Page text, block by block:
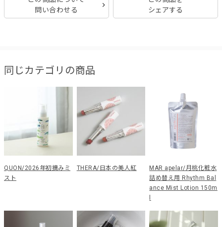
問い合わせる
シェアする
同じカテゴリの商品
QUON/2026年初摘みミ
スト
THERA/日本の美人紅
MAR apelar/月桃化粧水
詰め替え用 Rhythm Bal
ance Mist Lotion 150m